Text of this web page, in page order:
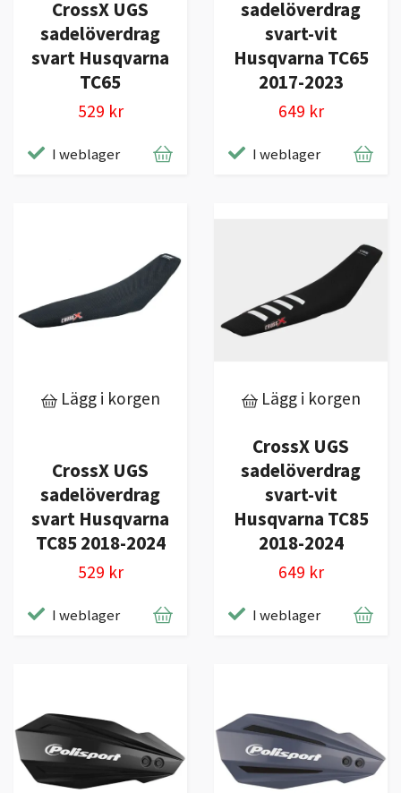
CrossX UGS
sadelöverdrag
svart Husqvarna
TC65
529 kr
I weblager
sadelöverdrag
svart-vit
Husqvarna TC65
2017-2023
649 kr
I weblager
Lägg i korgen
CrossX UGS
sadelöverdrag
svart Husqvarna
TC85 2018-2024
529 kr
I weblager
Lägg i korgen
CrossX UGS
sadelöverdrag
svart-vit
Husqvarna TC85
2018-2024
649 kr
I weblager